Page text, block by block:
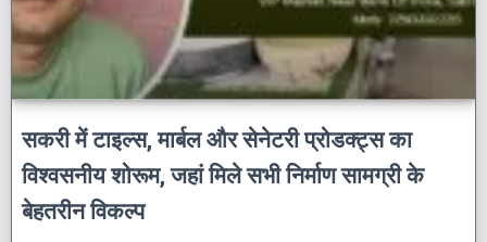
सकरी में टाइल्स, मार्बल और सेनेटरी प्रोडक्ट्स का
विश्वसनीय शोरूम, जहां मिले सभी निर्माण सामग्री के
बेहतरीन विकल्प